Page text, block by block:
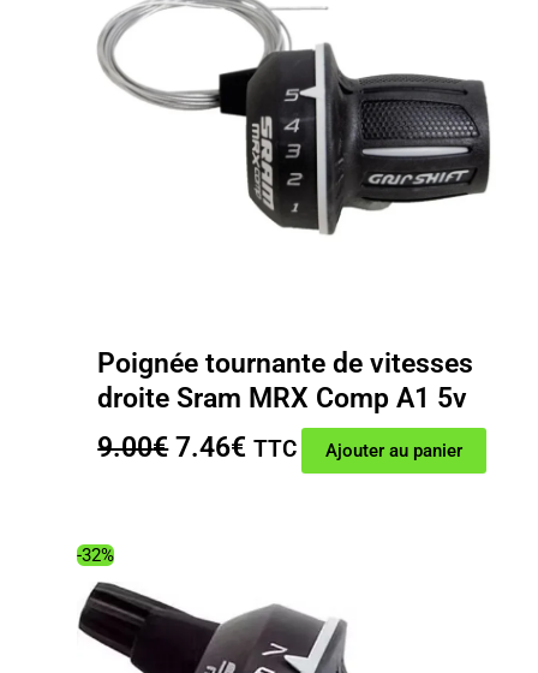
Poignée tournante de vitesses
droite Sram MRX Comp A1 5v
9.00€ Le
7.46€ Le
TTC Ajouter au panier
-32%